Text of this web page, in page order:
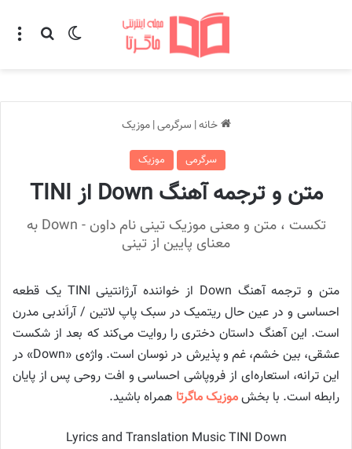
تغییر پوسته
خانه| سرگرمی| موزیک
سرگرمی موزیک
متن و ترجمه آهنگ Down از TINI
تکست ، متن و معنی موزیک تینی نام داون - Down به
معنای پایین از تینی
متن و ترجمه آهنگ Down از خواننده آرژانتینی TINI یک قطعه
احساسی و در عین حال ریتمیک در سبک پاپ لاتین / آر‌اَند‌بی مدرن
است. این آهنگ داستان دختری را روایت می‌کند که بعد از شکست
عشقی، بین خشم، غم و پذیرش در نوسان است. واژه‌ی «Down» در
این ترانه، استعاره‌ای از فروپاشی احساسی و افت روحی پس از پایان
رابطه است. با بخشموزیک ماگرتا همراه باشید.
Lyrics and Translation Music TINI Down